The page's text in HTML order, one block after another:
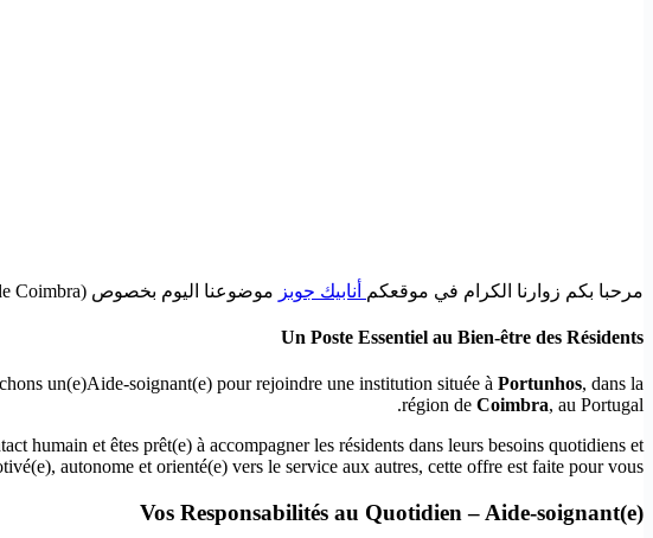
مرحبا بكم زوارنا الكرام في موقعكم أنابيك جوبز موضوعنا اليوم بخصوص Aide-soignant(e) – Rejoignez une Institution à Portunhos (Région de Coimbra) !
Un Poste Essentiel au Bien-être des Résidents
un(e)Aide-soignant(e) pour rejoindre une institution située à Portunhos, dans la
région de Coimbra, au Portugal.
humain et êtes prêt(e) à accompagner les résidents dans leurs besoins quotidiens et
autonome et orienté(e) vers le service aux autres, cette offre est faite pour vous !
Vos Responsabilités au Quotidien – Aide-soignant(e)